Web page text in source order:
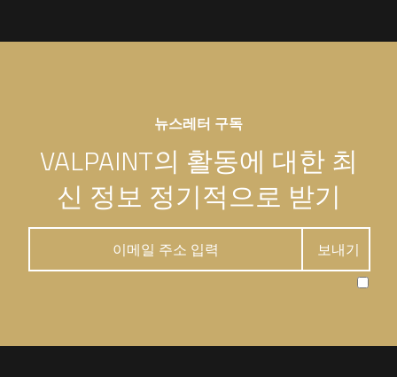
뉴스레터 구독
VALPAINT의 활동에 대한 최
신 정보 정기적으로 받기